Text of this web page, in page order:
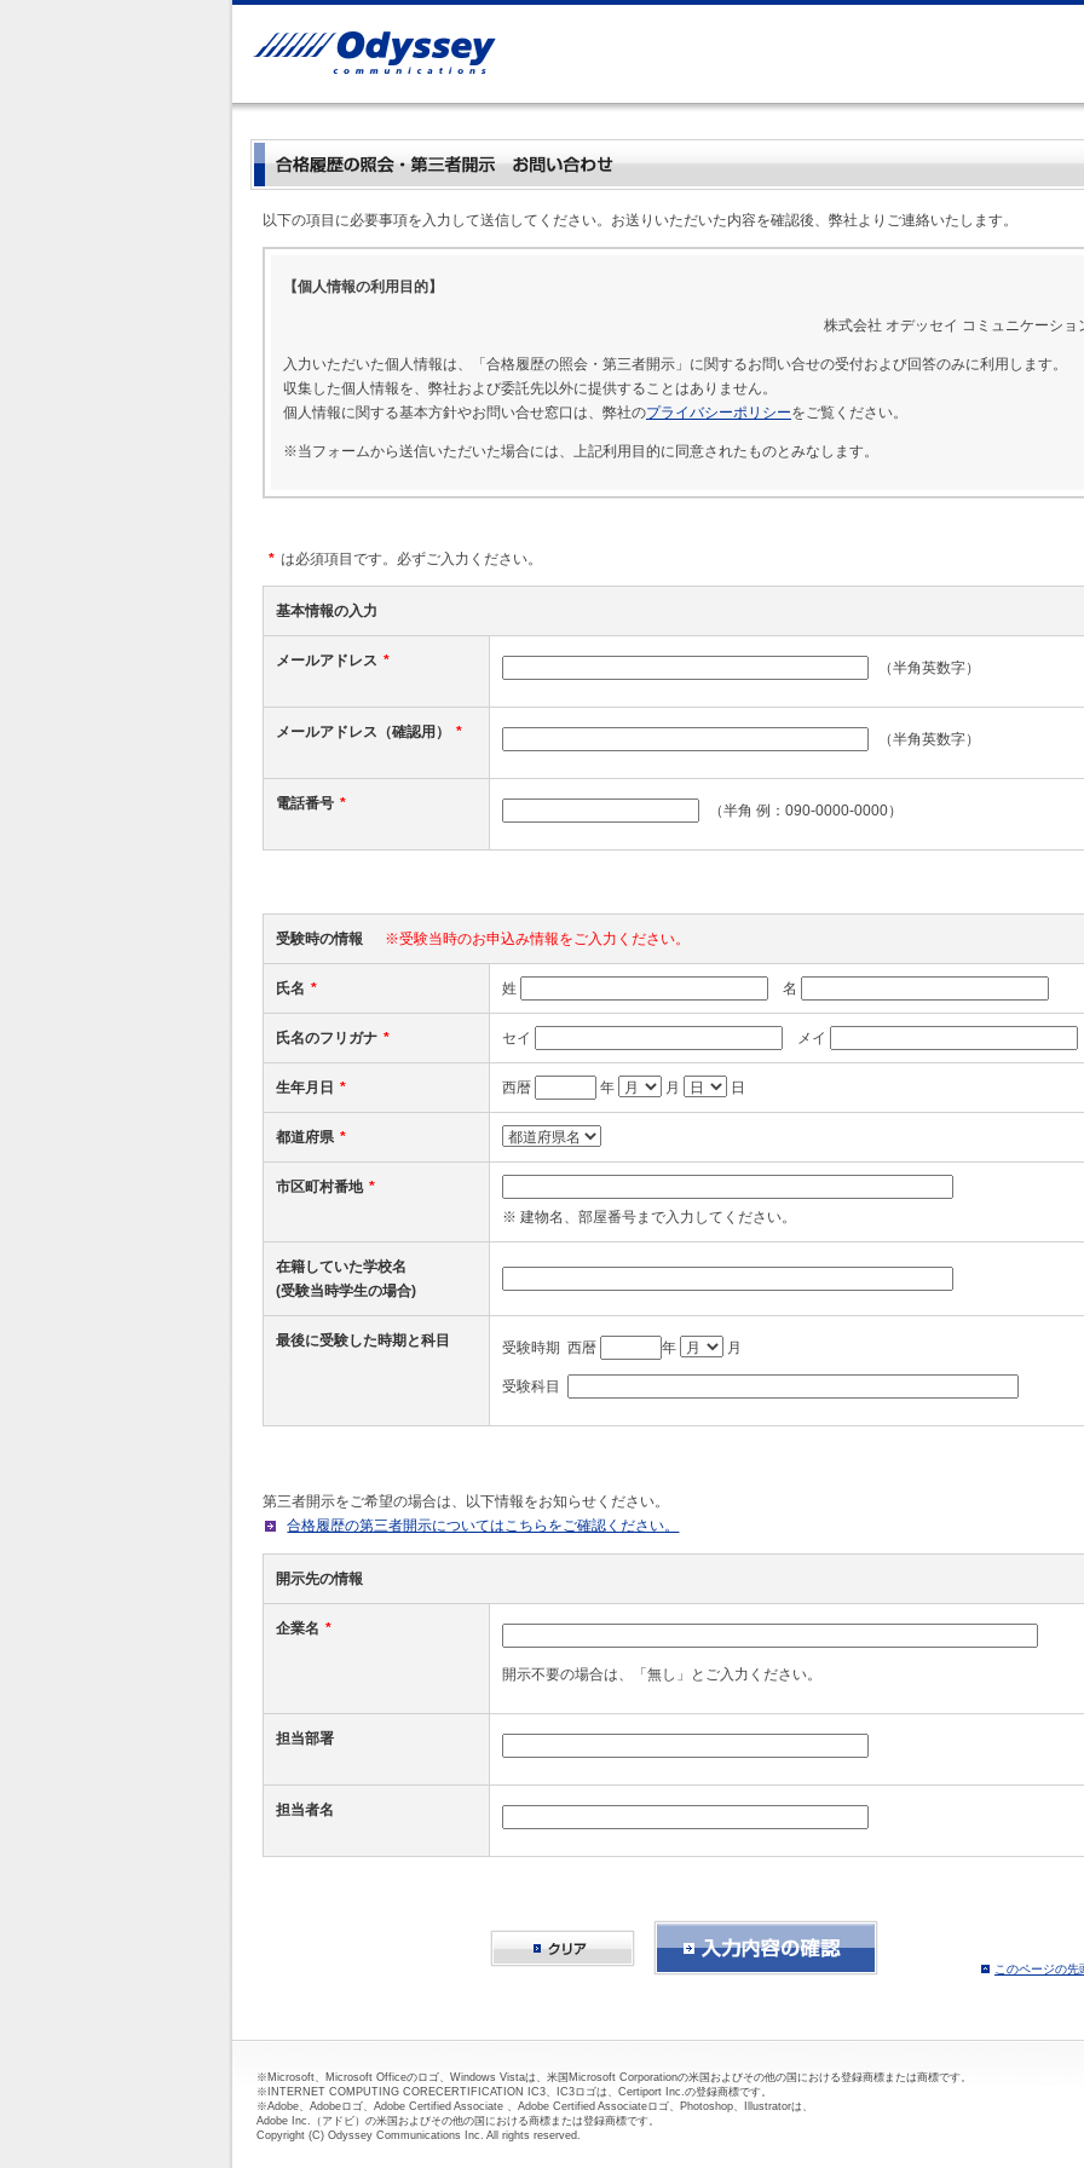
以下の項目に必要事項を入力して送信してください。お送りいただいた内容を確認後、弊社よりご連絡いたします。
【個人情報の利用目的】
株式会社 オデッセイ コミュニケーショ
入力いただいた個人情報は、「合格履歴の照会・第三者開示」に関するお問い合せの受付および回答のみに利用します。
収集した個人情報を、弊社および委託先以外に提供することはありません。
個人情報に関する基本方針やお問い合せ窓口は、弊社のプライバシーポリシーをご覧ください。
※当フォームから送信いただいた場合には、上記利用目的に同意されたものとみなします。
* は必須項目です。必ずご入力ください。
基本情報の入力
メールアドレス * （半角英数字）
メールアドレス（確認用） * （半角英数字）
電話番号 * （半角 例：090-0000-0000）
受験時の情報 ※受験当時のお申込み情報をご入力ください。
氏名 * 姓 名
氏名のフリガナ * セイ メイ
生年月日 * 西暦 年 月 日
都道府県 *
市区町村番地 *
※ 建物名、部屋番号まで入力してください。
在籍していた学校名
(受験当時学生の場合)
最後に受験した時期と科目 受験時期 西暦 年 月
受験科目
第三者開示をご希望の場合は、以下情報をお知らせください。
合格履歴の第三者開示についてはこちらをご確認ください。
開示先の情報
企業名 *
開示不要の場合は、「無し」とご入力ください。
担当部署
担当者名
このページの先
※Microsoft、Microsoft Officeのロゴ、Windows Vistaは、米国Microsoft Corporationの米国およびその他の国における登録商標または商標です。
※INTERNET COMPUTING CORECERTIFICATION IC3、IC3ロゴは、Certiport Inc.の登録商標です。
※Adobe、Adobeロゴ、Adobe Certified Associate 、Adobe Certified Associateロゴ、Photoshop、Illustratorは、
Adobe Inc.（アドビ）の米国およびその他の国における商標または登録商標です。
Copyright (C) Odyssey Communications Inc. All rights reserved.